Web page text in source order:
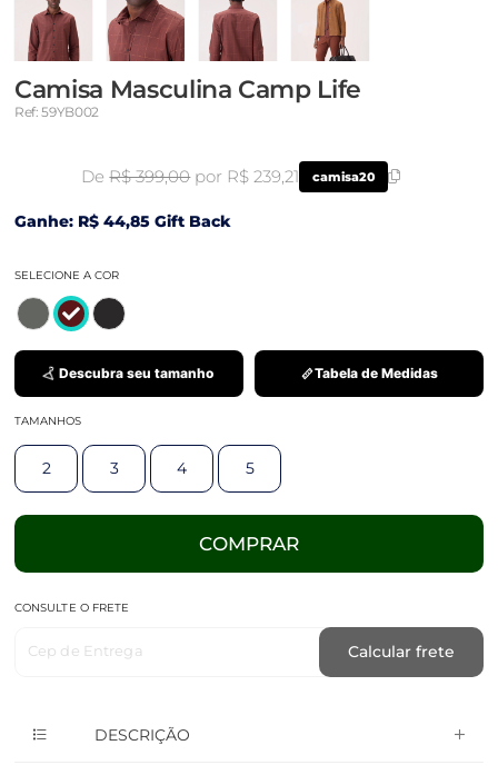
Camisa Masculina Camp Life
Ref: 59YB002
DeR$ 399,00por R$ 239,21 camisa20
Ganhe: R$ 44,85 Gift Back
SELECIONE A COR
Descubra seu tamanho Tabela de Medidas
TAMANHOS
2 3 4 5
COMPRAR
CONSULTE O FRETE
Cep de Entrega Calcular frete
DESCRIÇÃO